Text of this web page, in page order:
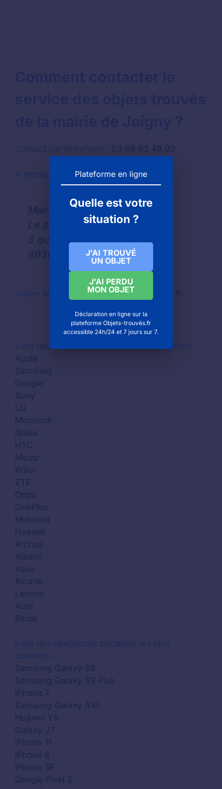
Contact par téléphone : 03 86 92 48 00
Adresse pour envoyer une lettre
Mairie de JOIGNY
Le service des objets trouvés
3 quai du 1er Dragons BP 210
89306
Visiter le site Internet: www.ville-joigny.fr
Liste des principaux fabricants de téléphone :
Apple
Samsung
Google
Sony
LG
Microsoft
Nokia
HTC
Meizu
Wiko
ZTE
Oppo
OnePlus
Motorola
Huawei
Archos
Xiaomi
Asus
Alcatel
Lenovo
Acer
Razer
Liste des téléphones portables les plus
courants :
Samsung Galaxy S9
Samsung Galaxy S9 Plus
iPhone 7
Samsung Galaxy A10
Huawei Y6
Galaxy J7
iPhone 11
iPhone 6
iPhone SE
Google Pixel 3
Plateforme en ligne
Quelle est votre
situation ?
J'AI TROUVÉ
UN OBJET
J'AI PERDU
MON OBJET
Déclaration en ligne sur la
plateforme Objets-trouvés.fr
accessible 24h/24 et 7 jours sur 7.